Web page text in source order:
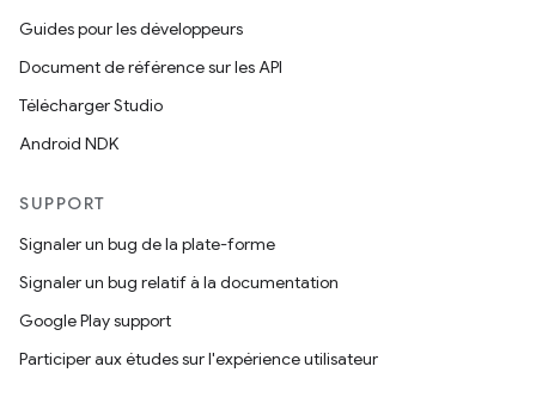
Guides pour les développeurs
Document de référence sur les API
Télécharger Studio
Android NDK
SUPPORT
Signaler un bug de la plate-forme
Signaler un bug relatif à la documentation
Google Play support
Participer aux études sur l'expérience utilisateur